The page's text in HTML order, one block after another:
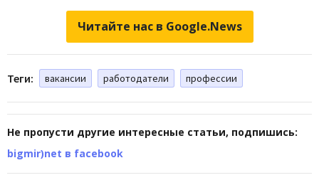
Читайте нас в Google.News
Теги: вакансии работодатели профессии
Не пропусти другие интересные статьи, подпишись:
bigmir)net в facebook